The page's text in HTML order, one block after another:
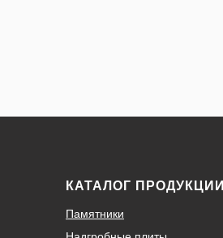
КАТАЛОГ ПРОДУКЦИИ
Памятники